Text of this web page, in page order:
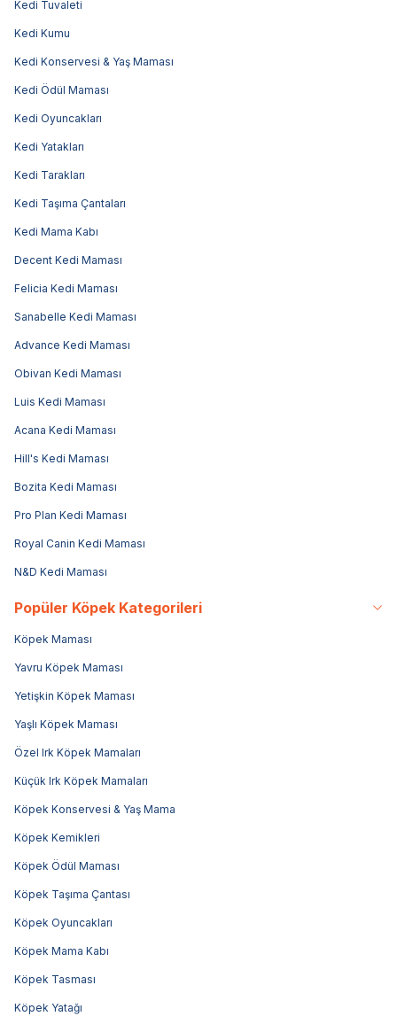
Kedi Tuvaleti
Kedi Kumu
Kedi Konservesi & Yaş Maması
Kedi Ödül Maması
Kedi Oyuncakları
Kedi Yatakları
Kedi Tarakları
Kedi Taşıma Çantaları
Kedi Mama Kabı
Decent Kedi Maması
Felicia Kedi Maması
Sanabelle Kedi Maması
Advance Kedi Maması
Obivan Kedi Maması
Luis Kedi Maması
Acana Kedi Maması
Hill's Kedi Maması
Bozita Kedi Maması
Pro Plan Kedi Maması
Royal Canin Kedi Maması
N&D Kedi Maması
Popüler Köpek Kategorileri
Köpek Maması
Yavru Köpek Maması
Yetişkin Köpek Maması
Yaşlı Köpek Maması
Özel Irk Köpek Mamaları
Küçük Irk Köpek Mamaları
Köpek Konservesi & Yaş Mama
Köpek Kemikleri
Köpek Ödül Maması
Köpek Taşıma Çantası
Köpek Oyuncakları
Köpek Mama Kabı
Köpek Tasması
Köpek Yatağı